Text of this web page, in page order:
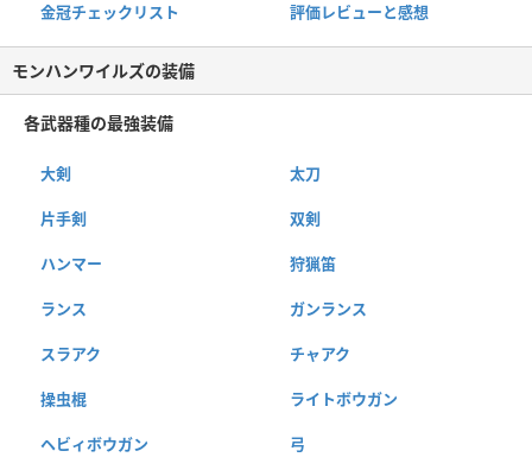
金冠チェックリスト 評価レビューと感想
モンハンワイルズの装備
各武器種の最強装備
大剣 太刀
片手剣 双剣
ハンマー 狩猟笛
ランス ガンランス
スラアク チャアク
操虫棍 ライトボウガン
ヘビィボウガン 弓